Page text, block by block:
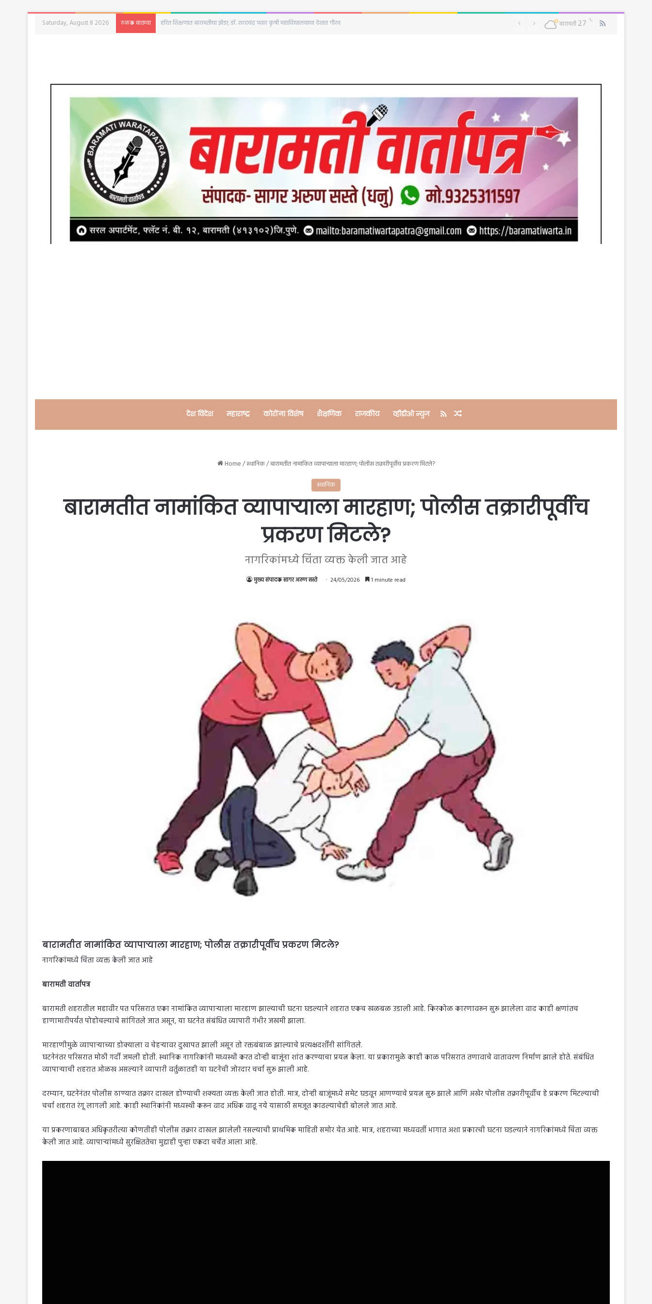
Saturday, August 8 2026 ठळक बातम्या बारामतीत रविवारी क्रांती दिनानिमित्त हुतात्मा स्तंभाला अभिवादन बारामती 27 ℃ RSS
देश विदेश महाराष्ट्र कोरोंना विशेष शैक्षणिक राजकीय व्हीडीओ न्युज RSS Random Article
Home/स्थानिक/बारामतीत नामांकित व्यापाऱ्याला मारहाण; पोलीस तक्रारीपूर्वीच प्रकरण मिटले?
स्थानिक
बारामतीत नामांकित व्यापाऱ्याला मारहाण; पोलीस तक्रारीपूर्वीच
प्रकरण मिटले?
नागरिकांमध्ये चिंता व्यक्त केली जात आहे
मुख्य संपादक सागर अरुण सस्ते 24/05/2026 1 minute read
बारामतीत नामांकित व्यापाऱ्याला मारहाण; पोलीस तक्रारीपूर्वीच प्रकरण मिटले?
नागरिकांमध्ये चिंता व्यक्त केली जात आहे
बारामती वार्तापत्र
बारामती शहरातील महावीर पत परिसरात एका नामांकित व्यापाऱ्याला मारहाण झाल्याची घटना घडल्याने शहरात एकच खळबळ उडाली आहे. किरकोळ कारणावरून सुरू झालेला वाद काही क्षणांतच
हाणामारीपर्यंत पोहोचल्याचे सांगितले जात असून, या घटनेत संबंधित व्यापारी गंभीर जखमी झाला.
मारहाणीमुळे व्यापाऱ्याच्या डोक्याला व चेहऱ्यावर दुखापत झाली असून तो रक्तबंबाळ झाल्याचे प्रत्यक्षदर्शींनी सांगितले.
घटनेनंतर परिसरात मोठी गर्दी जमली होती. स्थानिक नागरिकांनी मध्यस्थी करत दोन्ही बाजूंना शांत करण्याचा प्रयत्न केला. या प्रकारामुळे काही काळ परिसरात तणावाचे वातावरण निर्माण झाले होते. संबंधित
व्यापाऱ्याची शहरात ओळख असल्याने व्यापारी वर्तुळातही या घटनेची जोरदार चर्चा सुरू झाली आहे.
दरम्यान, घटनेनंतर पोलीस ठाण्यात तक्रार दाखल होण्याची शक्यता व्यक्त केली जात होती. मात्र, दोन्ही बाजूंमध्ये समेट घडवून आणण्याचे प्रयत्न सुरू झाले आणि अखेर पोलीस तक्रारीपूर्वीच हे प्रकरण मिटल्याची
चर्चा शहरात रंगू लागली आहे. काही स्थानिकांनी मध्यस्थी करून वाद अधिक वाढू नये यासाठी समजूत काढल्याचेही बोलले जात आहे.
या प्रकरणाबाबत अधिकृतरीत्या कोणतीही पोलीस तक्रार दाखल झालेली नसल्याची प्राथमिक माहिती समोर येत आहे. मात्र, शहराच्या मध्यवर्ती भागात अशा प्रकारची घटना घडल्याने नागरिकांमध्ये चिंता व्यक्त
केली जात आहे. व्यापाऱ्यांमध्ये सुरक्षिततेचा मुद्दाही पुन्हा एकदा चर्चेत आला आहे.